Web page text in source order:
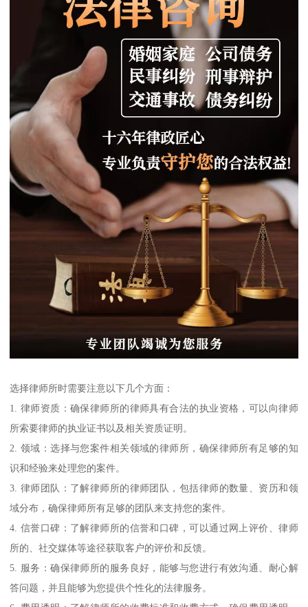
选择律师所时需要注意以下几个方面：
1. 律师资质：确保律师所的律师具有合法的执业资格，可以向律师
所索要律师的执业证书以及相关资质证明。
2. 领域：选择与您案件相关领域的律师所，确保律师所有足够的知
识和经验来处理您的案件。
3. 律师团队：了解律师所的律师团队，包括律师的数量、资历和领
域分布，确保律师所有足够的团队来支持您的案件。
4. 信誉口碑：了解律师所的信誉和口碑，可以通过网上评价、律师
所的、社交媒体等途径获取客户的评价和反馈。
5. 服务：确保律师所的服务良好，能够与您进行有效沟通、耐心解
答问题，并且能够为您提供个性化的法律服务。